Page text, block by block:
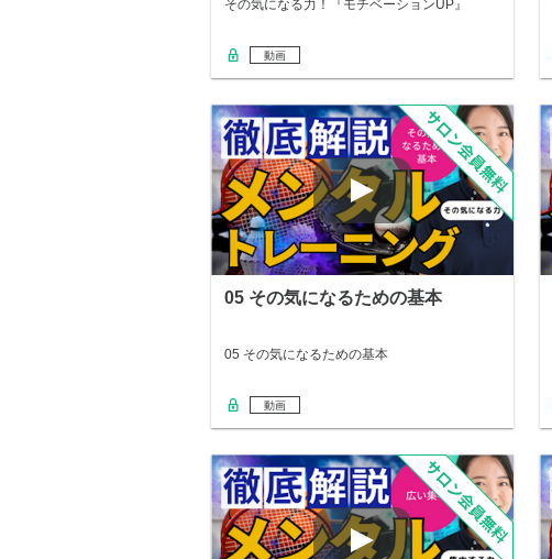
その気になる力！『モチベーションUP』
動画
05 その気になるための基本
05 その気になるための基本
動画